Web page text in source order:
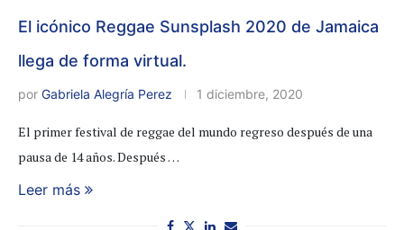
El icónico Reggae Sunsplash 2020 de Jamaica
llega de forma virtual.
por Gabriela Alegría Perez 1 diciembre, 2020
El primer festival de reggae del mundo regreso después de una
pausa de 14 años. Después …
Leer más